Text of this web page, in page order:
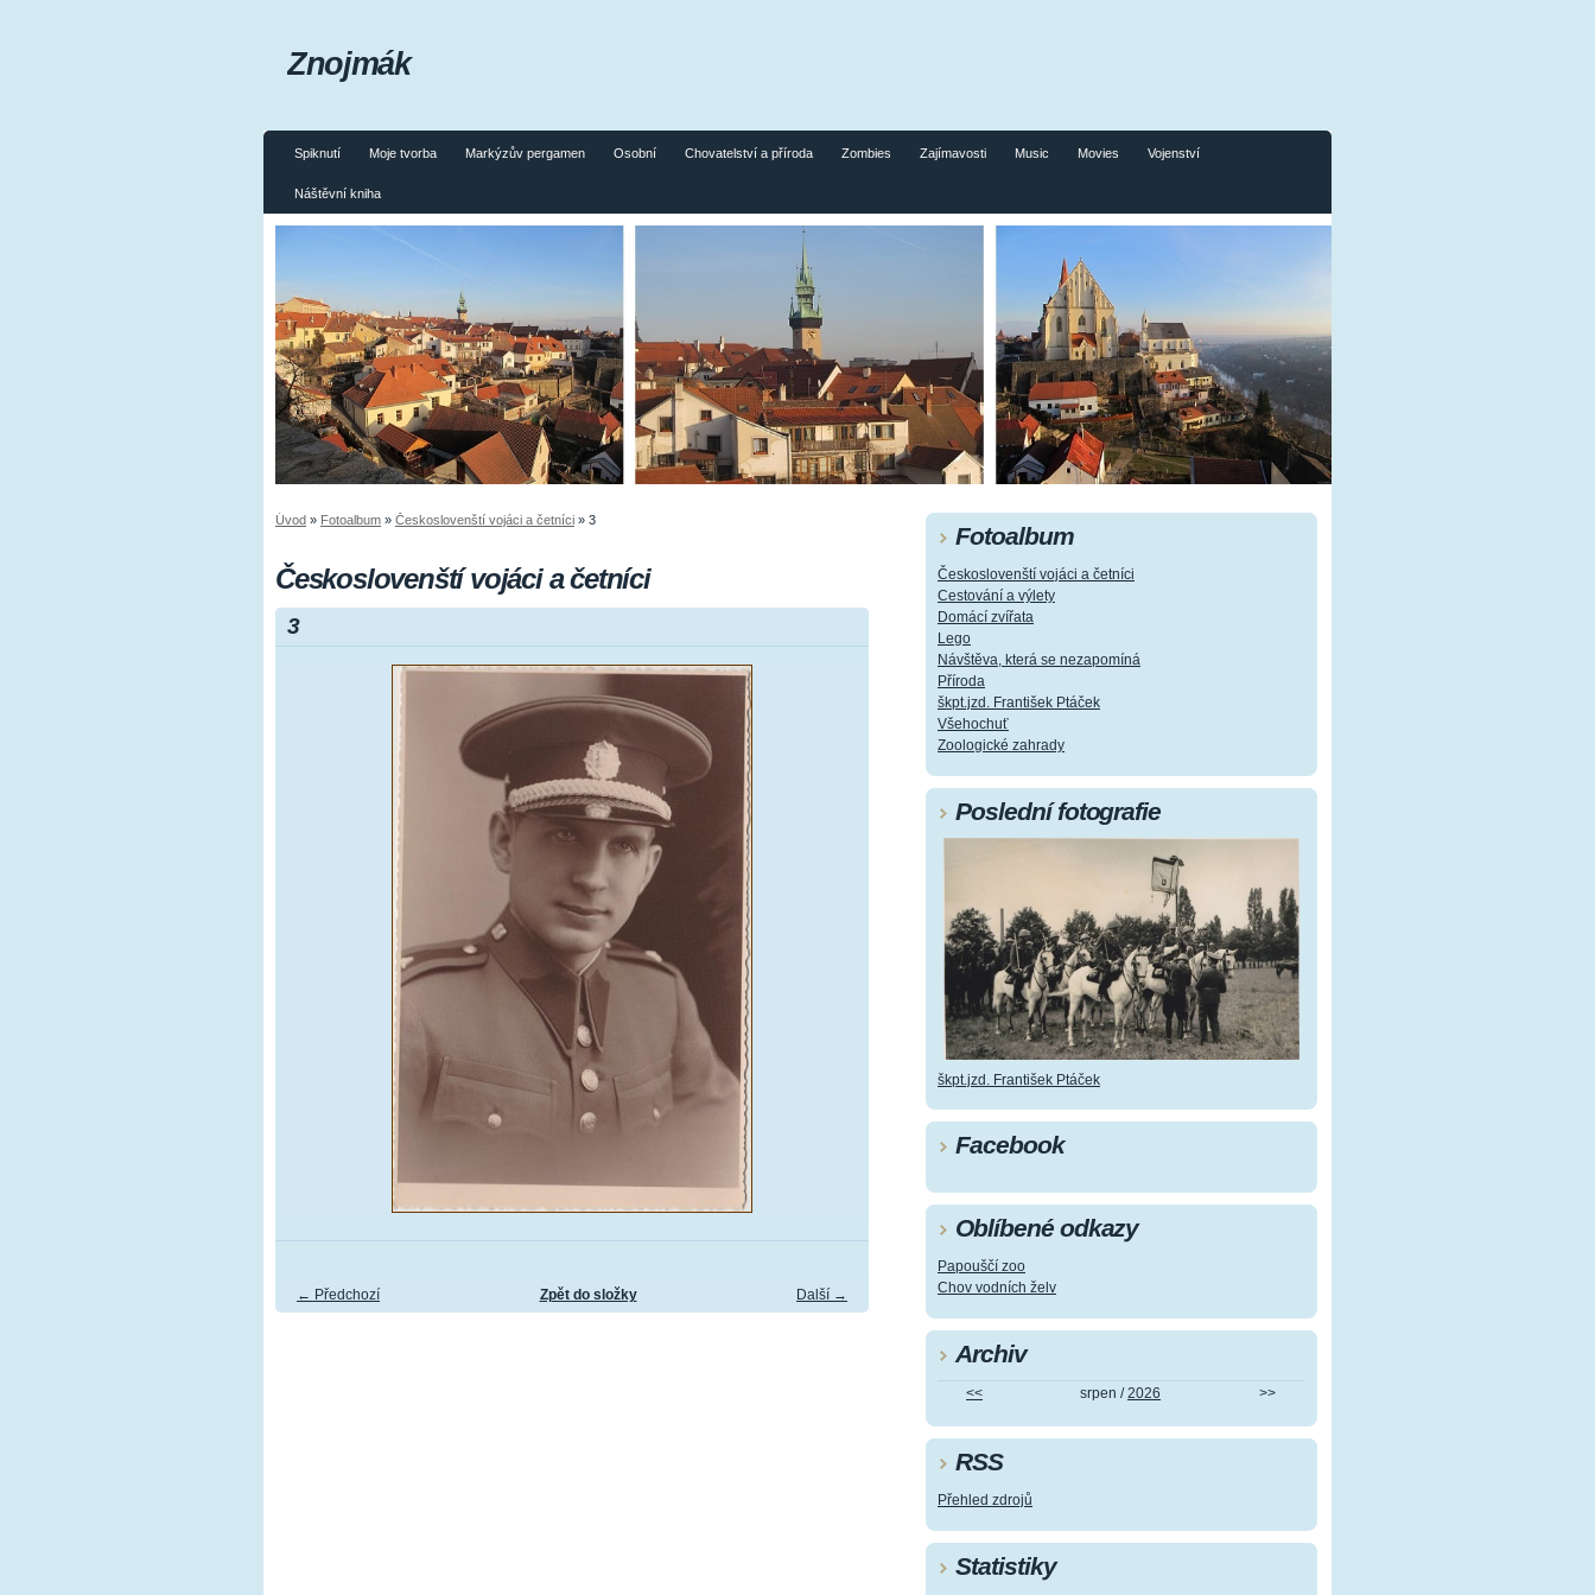
Spiknutí Moje tvorba Markýzův pergamen Osobní Chovatelství a příroda Zombies Zajímavosti Music Movies Vojenství
Náštěvní kniha
Znojmák
Úvod » Fotoalbum » Českoslovenští vojáci a četníci » 3
Českoslovenští vojáci a četníci
3
← Předchozí Další →
Zpět do složky
Fotoalbum
Českoslovenští vojáci a četníci
Cestování a výlety
Domácí zvířata
Lego
Návštěva, která se nezapomíná
Příroda
škpt.jzd. František Ptáček
Všehochuť
Zoologické zahrady
Poslední fotografie
škpt.jzd. František Ptáček
Facebook
Oblíbené odkazy
Papouščí zoo
Chov vodních želv
Archiv
<< srpen /2026 >>
RSS
Přehled zdrojů
Statistiky